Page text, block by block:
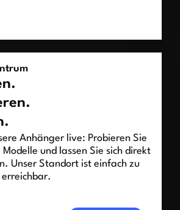
Anhänger live: Probieren Sie
und lassen Sie sich direkt
Unser Standort ist einfach zu